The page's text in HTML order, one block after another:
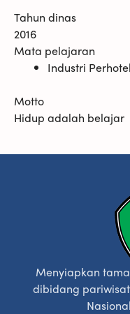
Tahun dinas
2016
Mata pelajaran
Industri
Motto
Hidup adalah belajar
Menyiapkan
dibidang